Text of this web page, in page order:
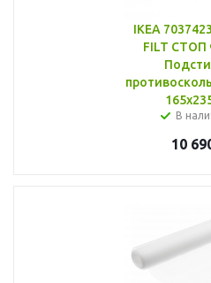
IKEA
FILT
В
10